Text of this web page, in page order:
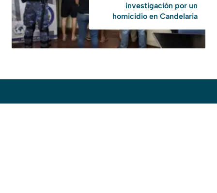
investigación por un
homicidio en Candelaria